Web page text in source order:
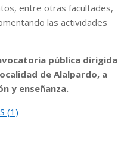
entre otras facultades,
las actividades
pública dirigida
de Alalpardo, a
y enseñanza.
(1)